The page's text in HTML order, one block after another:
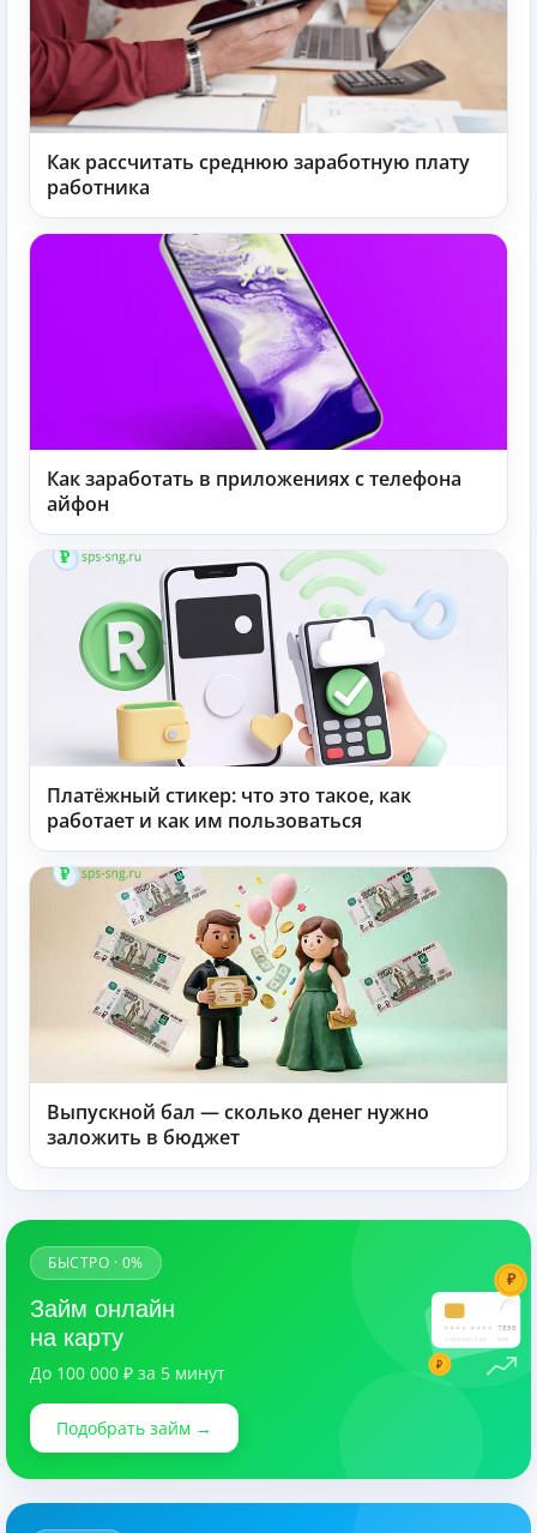
Как рассчитать среднюю заработную плату
работника
Как заработать в приложениях с телефона
айфон
Платёжный стикер: что это такое, как
работает и как им пользоваться
Выпускной бал — сколько денег нужно
заложить в бюджет
7890
CARDHOLDER 03/28
₽
₽
БЫСТРО · 0%
Займ онлайн
на карту
До 100 000 ₽ за 5 минут
Подобрать займ →